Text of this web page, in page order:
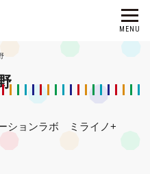
ションラボ ミライノ+